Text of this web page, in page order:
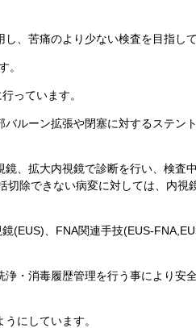
、苦痛のより少ない検査を目指して
。
っています。
ルーン拡張や閉塞に対するステン
、拡大内視鏡で診断を行い、検査
除できない病変に対しては、内視
(EUS)、FNA関連手技(EUS-
・消毒履歴管理を行う事により安
にしています。